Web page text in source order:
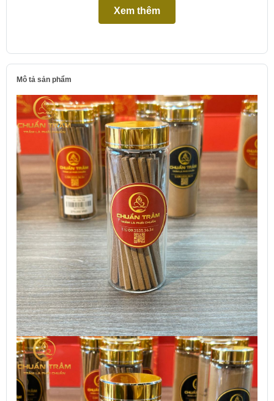
Xem thêm
Mô tả sản phẩm